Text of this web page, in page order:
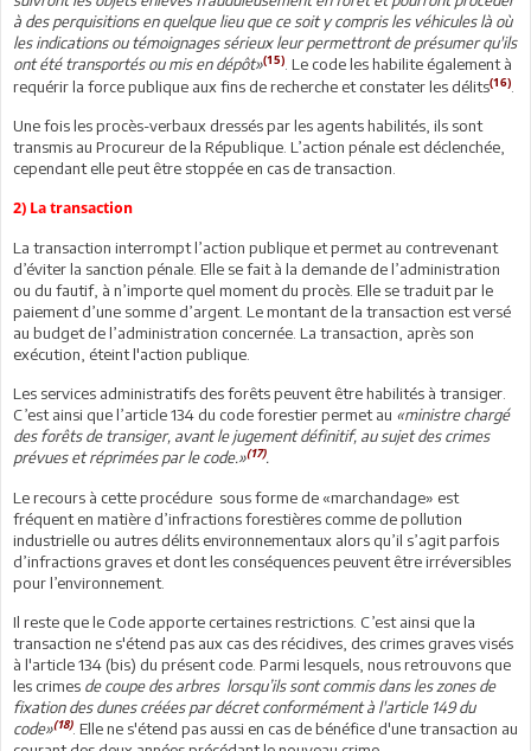
à des perquisitions en quelque lieu que ce soit y compris les véhicules là où
les indications ou témoignages sérieux leur permettront de présumer qu'ils
ont été transportés ou mis en dépôt»(15) . Le code les habilite également à
requérir la force publique aux fins de recherche et constater les délits(16)
Une fois les procès-verbaux dressés par les agents habilités, ils sont
transmis au Procureur de la République. L’action pénale est déclenchée,
cependant elle peut être stoppée en cas de transaction.
2) La transaction
La transaction interrompt l’action publique et permet au contrevenant
d’éviter la sanction pénale. Elle se fait à la demande de l’administration
ou du fautif, à n’importe quel moment du procès. Elle se traduit par le
paiement d’une somme d’argent. Le montant de la transaction est versé
au budget de l’administration concernée. La transaction, après son
exécution, éteint l'action publique.
Les services administratifs des forêts peuvent être habilités à transiger.
C’est ainsi que l’article 134 du code forestier permet au «ministre chargé
des forêts de transiger, avant le jugement définitif, au sujet des crimes
prévues et réprimées par le code.»(17).
Le recours à cette procédure sous forme de «marchandage» est
fréquent en matière d’infractions forestières comme de pollution
industrielle ou autres délits environnementaux alors qu’il s’agit parfois
d’infractions graves et dont les conséquences peuvent être irréversibles
pour l’environnement.
Il reste que le Code apporte certaines restrictions. C’est ainsi que la
transaction ne s'étend pas aux cas des récidives, des crimes graves visés
à l'article 134 (bis) du présent code. Parmi lesquels, nous retrouvons que
les crimes de coupe des arbres lorsqu’ils sont commis dans les zones de
fixation des dunes créées par décret conformément à l'article 149 du
code»(18). Elle ne s'étend pas aussi en cas de bénéfice d'une transaction au